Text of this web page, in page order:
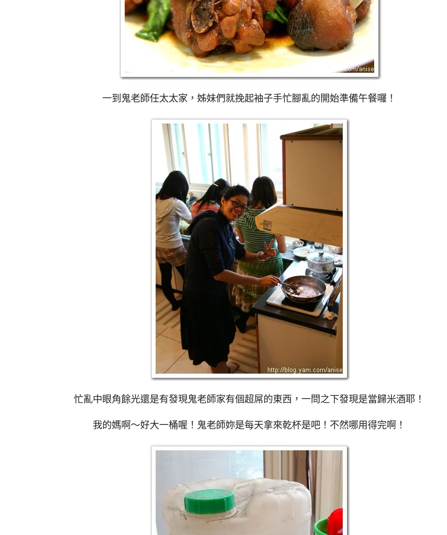
一到鬼老師任太太家，姊妹們就挽起袖子手忙腳亂的開始準備午餐囉！
忙亂中眼角餘光還是有發現鬼老師家有個超屌的東西，一問之下發現是當歸米酒耶！
我的媽啊～好大一桶喔！鬼老師妳是每天拿來乾杯是吧！不然哪用得完啊！